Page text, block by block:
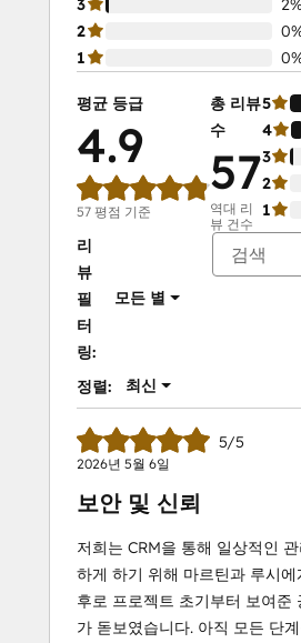
3
2%
2
1
평균 등급
4.9
57 평점 기준
총 리뷰
수
57
역대 리
뷰 건수
5
4
3
2
1
리
뷰
필
터
링:
모든 별
정렬: 최신
5/5
2026년 5월 6일
보안 및 신뢰
저희는 CRM을 통해 일상적인
하게 하기 위해 마르틴과 루시에
후로 프로젝트 초기부터 보여준
가 돋보였습니다. 아직 모든 단